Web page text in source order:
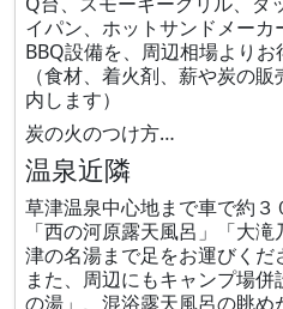
イパン、ホットサンドメー
BBQ設備を、周辺相場より
（食材、着火剤、薪や炭の
内します）
炭の火のつけ方…
温泉近隣
草津温泉中心地まで車で約
「西の河原露天風呂」「大
津の名湯まで足をお運びくだ
また、周辺にもキャンプ場
の湯」、混浴露天風呂の眺